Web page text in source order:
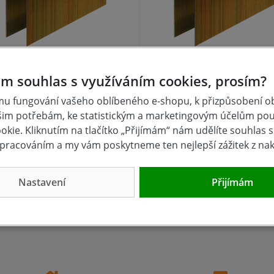
P 25,4 x 19mm 5000ks
pozink SENCO
NA DOTAZ
Kč Koupit
Spona P 25,4 x 22mm
pozink SENCO
skladem
915 Kč
souhlas s využíváním cookies, prosím?
fungování vašeho oblíbeného e-shopu, k přizpůsobení
potřebám, ke statistickým a marketingovým účelům
Kliknutím na tlačítko „Přijímám“ nám udělíte souhlas
a my vám poskytneme ten nejlepší zážitek z
Nastavení Přijímám